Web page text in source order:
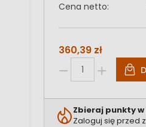
Cena netto:
360,39 zł
Zbieraj punkty
Zaloguj się przed